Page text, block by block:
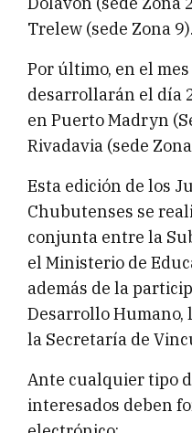
Trelew (sede Zona 9).
Por último, en el
desarrollarán el día
en Puerto Madryn
Rivadavia (sede
Esta edición de los
Chubutenses se
conjunta entre la
el Ministerio de
además de la
Desarrollo Humano,
la Secretaría de
Ante cualquier tipo
interesados deben